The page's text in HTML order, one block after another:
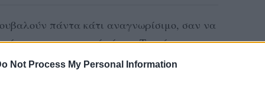
Not Process My Personal Information
πάντα κάτι αναγνωρίσιμο, σαν να
τους, φαντασιακό κόσμο. Την ώρα που
γύρω από επαναλαμβανόμενες τάσεις, η
διαδρομή, δημιουργώντας εικόνες